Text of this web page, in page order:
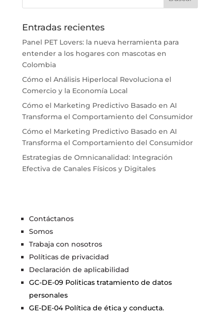
Entradas recientes
Panel PET Lovers: la nueva herramienta para
entender a los hogares con mascotas en
Colombia
Cómo el Análisis Hiperlocal Revoluciona el
Comercio y la Economía Local
Cómo el Marketing Predictivo Basado en AI
Transforma el Comportamiento del Consumidor
Cómo el Marketing Predictivo Basado en AI
Transforma el Comportamiento del Consumidor
Estrategias de Omnicanalidad: Integración
Efectiva de Canales Físicos y Digitales
Contáctanos
Somos
Trabaja con nosotros
Políticas de privacidad
Declaración de aplicabilidad
GC-DE-09 Politicas tratamiento de datos
personales
GE-DE-04 Política de ética y conducta.